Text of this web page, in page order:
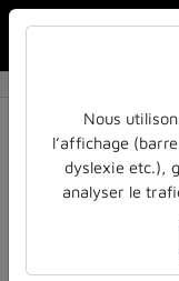
Résultats
Filtres actifs
histoire-
Nous
l’affichage
dyslexie etc.),
analyser le